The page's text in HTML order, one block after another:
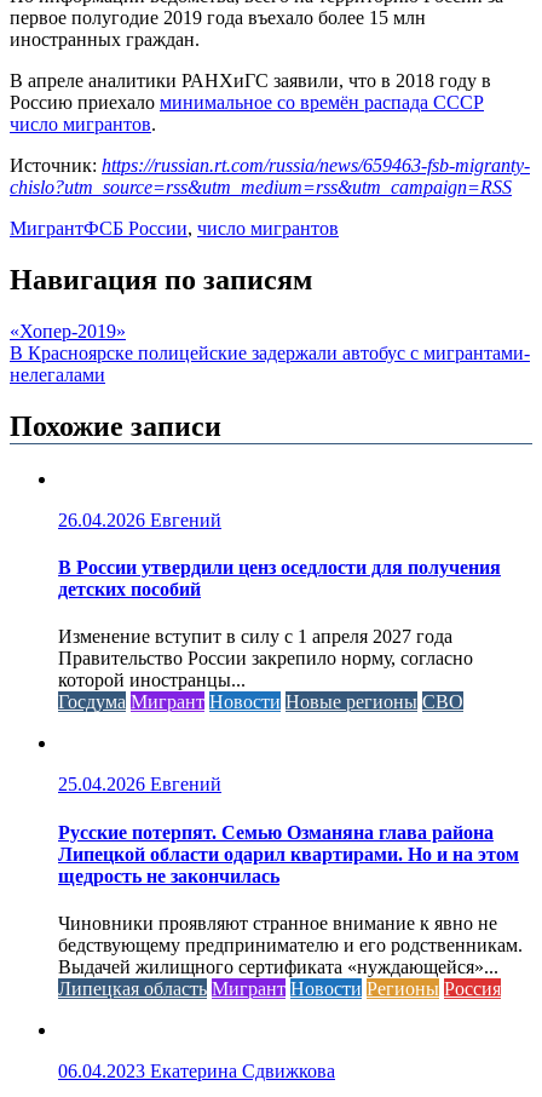
первое полугодие 2019 года въехало более 15 млн
иностранных граждан.
В апреле аналитики РАНХиГС заявили, что в 2018 году в
Россию приехало минимальное со времён распада СССР
число мигрантов.
Источник: https://russian.rt.com/russia/news/659463-fsb-migranty-
chislo?utm_source=rss&utm_medium=rss&utm_campaign=RSS
МигрантФСБ России, число мигрантов
Навигация по записям
«Хопер-2019»
В Красноярске полицейские задержали автобус с мигрантами-
нелегалами
Похожие записи
26.04.2026 Евгений
В России утвердили ценз оседлости для получения
детских пособий
Изменение вступит в силу с 1 апреля 2027 года
Правительство России закрепило норму, согласно
которой иностранцы...
Госдума Мигрант Новости Новые регионы СВО
25.04.2026 Евгений
Русские потерпят. Семью Озманяна глава района
Липецкой области одарил квартирами. Но и на этом
щедрость не закончилась
Чиновники проявляют странное внимание к явно не
бедствующему предпринимателю и его родственникам.
Выдачей жилищного сертификата «нуждающейся»...
Липецкая область Мигрант Новости Регионы Россия
06.04.2023 Екатерина Сдвижкова